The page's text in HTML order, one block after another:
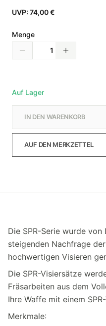
UVP: 74,00 €
Menge
Auf Lager
IN DEN WARENKORB
AUF DEN MERKZETTEL
Die SPR-Serie wurde
steigenden Nachfrage
hochwertigen Visieren
Die SPR-Visiersätze
Fräsarbeiten aus dem
Ihre Waffe mit einem
Merkmale: